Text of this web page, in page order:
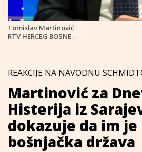
Tomislav Martinović
RTV HERCEG BOSNE -
REAKCIJE NA NAVODNU
Martinović za
Histerija iz
dokazuje da im je
bošnjačka država